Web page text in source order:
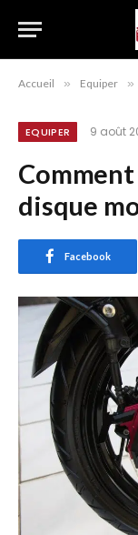
Accueil » Equiper »
EQUIPER 9 août
disque
Facebook